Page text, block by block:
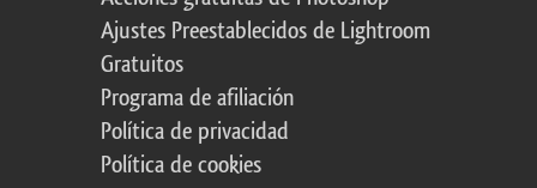
Ajustes Preestablecidos de Lightroom
Gratuitos
Programa de afiliación
Política de privacidad
Política de cookies